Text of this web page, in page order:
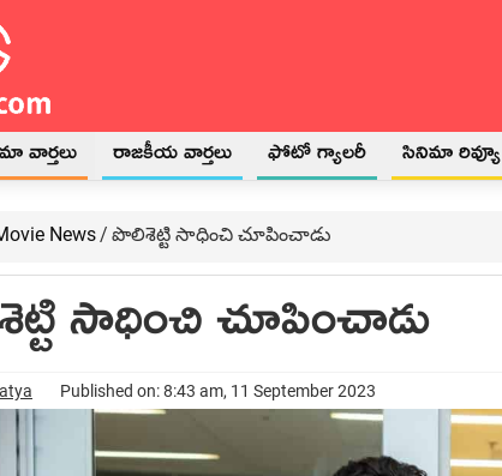
వార్తలు రాజకీయ వార్తలు ఫోటో గ్యాలరీ సినిమా రివ్యూ
News/ పొలిశెట్టి సాధించి చూపించాడు
సాధించి చూపించాడు
Published on: 8:43 am, 11 September 2023